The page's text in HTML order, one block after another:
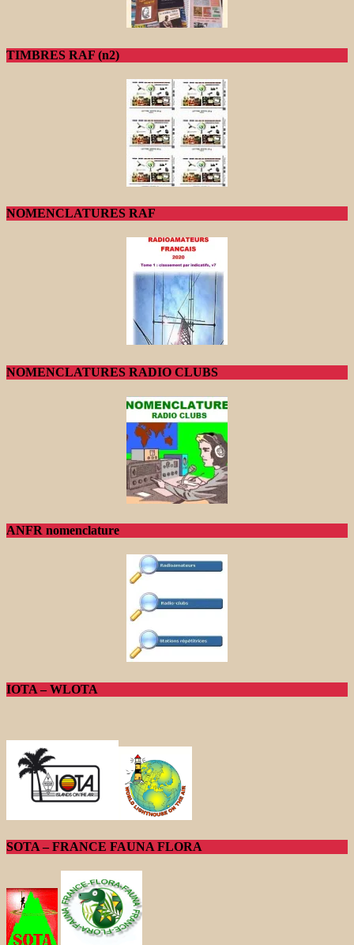
TIMBRES RAF (n2)
NOMENCLATURES RAF
NOMENCLATURES RADIO CLUBS
ANFR nomenclature
IOTA – WLOTA
SOTA – FRANCE FAUNA FLORA